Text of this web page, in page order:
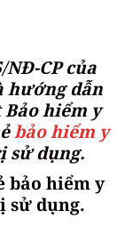
CP của
hướng dẫn
hiểm y
bảo hiểm y
sử dụng.
bảo hiểm y
sử dụng.